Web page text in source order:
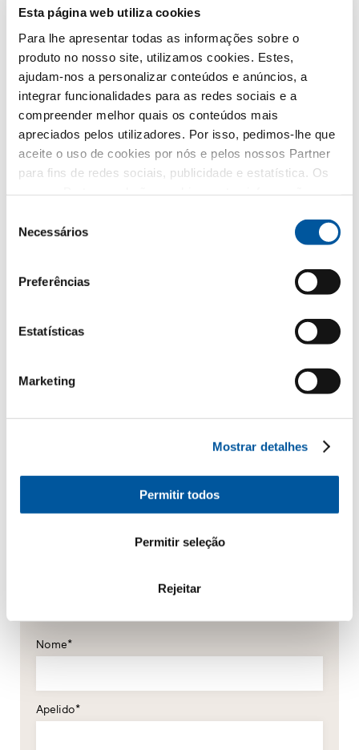
Esta página web utiliza cookies
Para lhe apresentar todas as informações sobre o
produto no nosso site, utilizamos cookies. Estes,
ajudam-nos a personalizar conteúdos e anúncios, a
integrar funcionalidades para as redes sociais e a
compreender melhor quais os conteúdos mais
apreciados pelos utilizadores. Por isso, pedimos-lhe que
aceite o uso de cookies por nós e pelos nossos Partner
para fins de redes sociais, publicidade e estatística. Os
parte da sua utilização do website. Obrigado.
Necessários
Preferências
Estatísticas
Marketing
Mostrar detalhes
Permitir todos
Permitir seleção
Rejeitar
possível ao seu pedido e não para publicidade não
solicitada. Transmitimo-los diretamente ao distribuidor
partner escolhido, exclusivamente para esse fim. Todos
os pormenores do tratamento de dados estão
descritos na presentepolítica de privacidades.
Qual é o tema que mais lhe interessa?
Janelas
Envidraçados
*Campos obrigatórios
Nome*
Apelido*